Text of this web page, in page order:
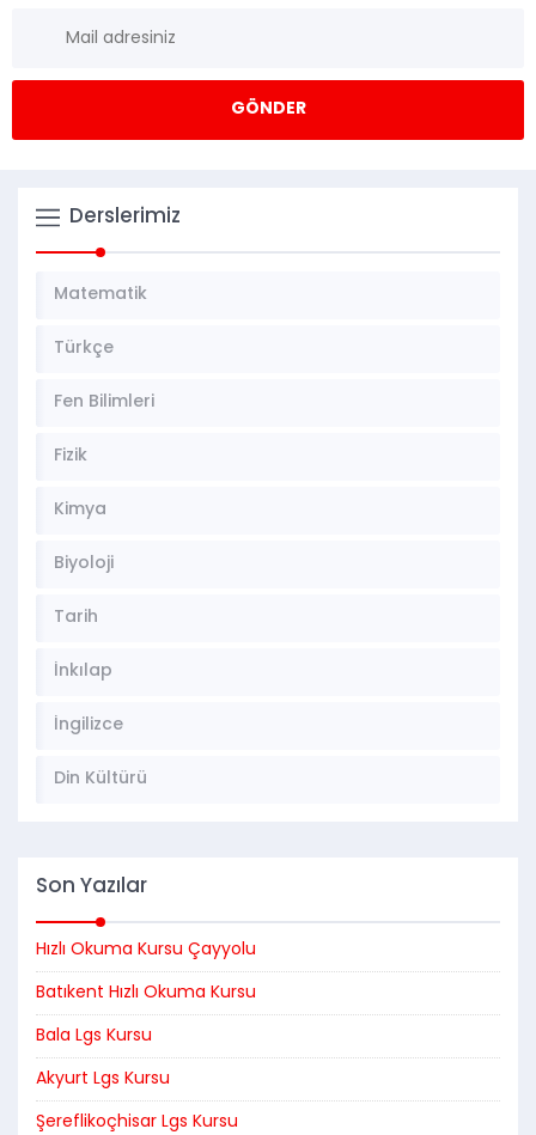
Derslerimiz
Matematik
Türkçe
Fen Bilimleri
Fizik
Kimya
Biyoloji
Tarih
İnkılap
İngilizce
Din Kültürü
Son Yazılar
Hızlı Okuma Kursu Çayyolu
Batıkent Hızlı Okuma Kursu
Bala Lgs Kursu
Akyurt Lgs Kursu
Şereflikoçhisar Lgs Kursu